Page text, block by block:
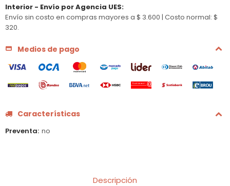
Interior - Envío por Agencia UES:
Envío sin costo en compras mayores a $ 3.600 | Costo normal: $
320.
Medios de pago
Características
Preventa no
Descripción